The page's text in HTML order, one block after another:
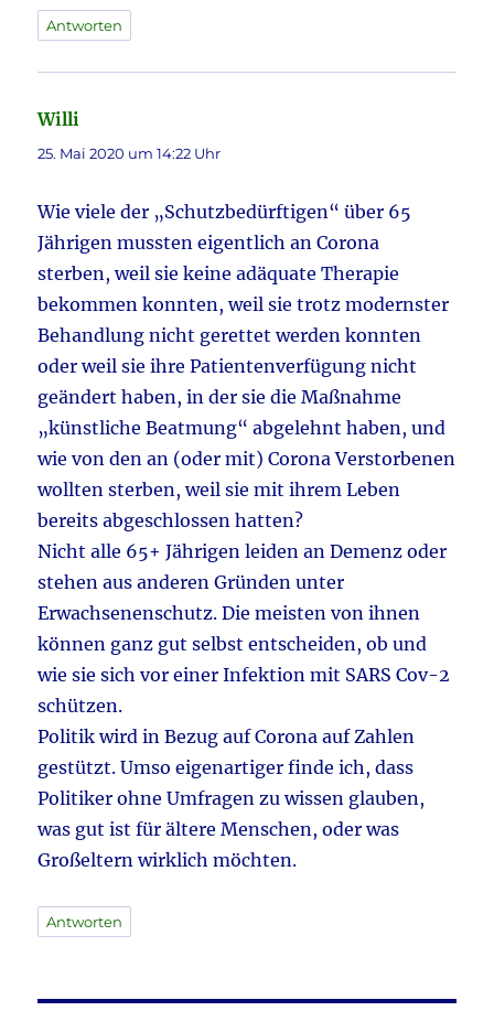
Antworten
Willi
25. Mai 2020 um 14:22 Uhr
Wie viele der „Schutzbedürftigen“ über 65
Jährigen mussten eigentlich an Corona
sterben, weil sie keine adäquate Therapie
bekommen konnten, weil sie trotz modernster
Behandlung nicht gerettet werden konnten
oder weil sie ihre Patientenverfügung nicht
geändert haben, in der sie die Maßnahme
„künstliche Beatmung“ abgelehnt haben, und
wie von den an (oder mit) Corona Verstorbenen
wollten sterben, weil sie mit ihrem Leben
bereits abgeschlossen hatten?
Nicht alle 65+ Jährigen leiden an Demenz oder
stehen aus anderen Gründen unter
Erwachsenenschutz. Die meisten von ihnen
können ganz gut selbst entscheiden, ob und
wie sie sich vor einer Infektion mit SARS Cov-2
schützen.
Politik wird in Bezug auf Corona auf Zahlen
gestützt. Umso eigenartiger finde ich, dass
Politiker ohne Umfragen zu wissen glauben,
was gut ist für ältere Menschen, oder was
Großeltern wirklich möchten.
Antworten